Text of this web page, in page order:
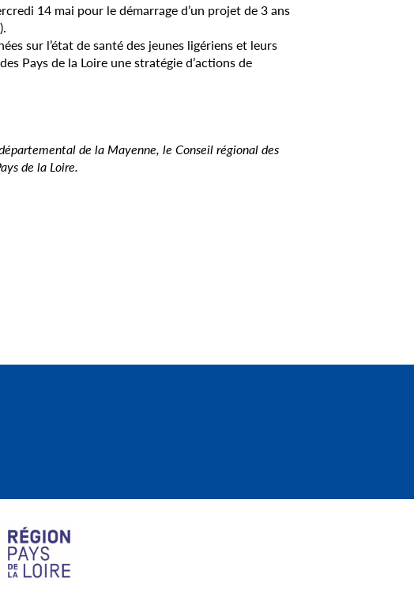
14 mai pour le démarrage d’un projet de 3 ans
sur l’état de santé des jeunes ligériens et leurs
Pays de la Loire une stratégie d’actions de
de la Mayenne, le Conseil régional des
de la Loire.